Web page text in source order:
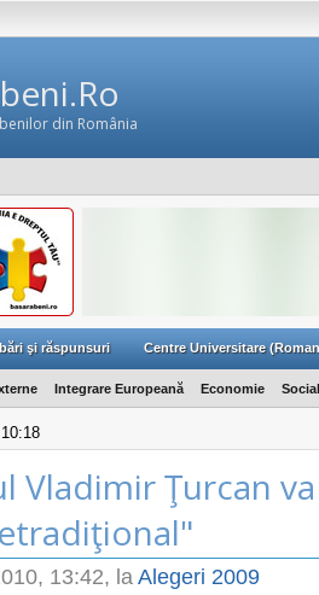
din România
şi răspunsuri Centre Universitare
Integrare Europeană Economie Social
Vladimir Ţurcan
13:42, la Alegeri 2009